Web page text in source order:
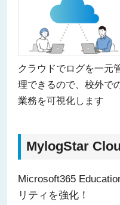
クラウドでログを一元
理できるので、校外で
業務を可視化します
MylogStar
Microsoft365
リティを強化！